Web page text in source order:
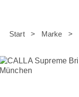
Start> Marke >